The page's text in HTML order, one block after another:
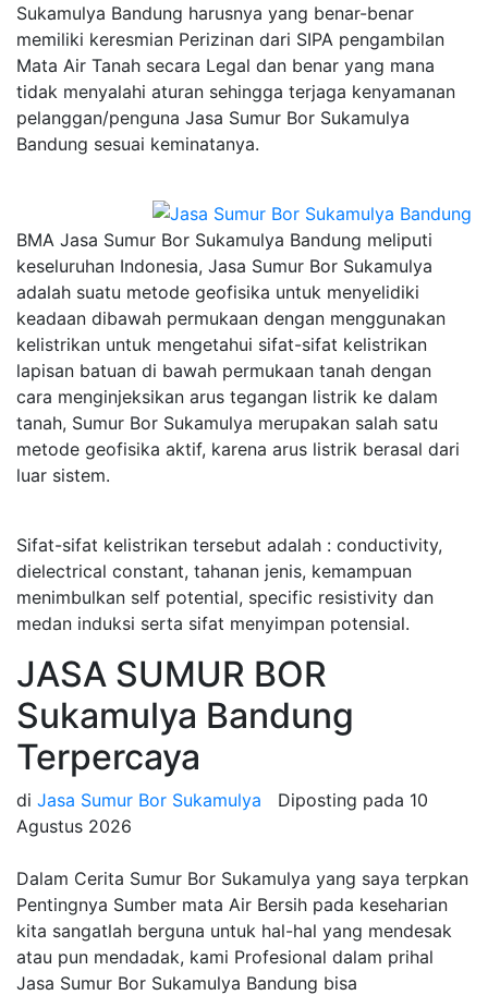
Sukamulya Bandung harusnya yang benar-benar
memiliki keresmian Perizinan dari SIPA pengambilan
Mata Air Tanah secara Legal dan benar yang mana
tidak menyalahi aturan sehingga terjaga kenyamanan
pelanggan/penguna Jasa Sumur Bor Sukamulya
Bandung sesuai keminatanya.
BMA Jasa Sumur Bor Sukamulya Bandung meliputi
keseluruhan Indonesia, Jasa Sumur Bor Sukamulya
adalah suatu metode geofisika untuk menyelidiki
keadaan dibawah permukaan dengan menggunakan
kelistrikan untuk mengetahui sifat-sifat kelistrikan
lapisan batuan di bawah permukaan tanah dengan
cara menginjeksikan arus tegangan listrik ke dalam
tanah, Sumur Bor Sukamulya merupakan salah satu
metode geofisika aktif, karena arus listrik berasal dari
luar sistem.
Sifat-sifat kelistrikan tersebut adalah : conductivity,
dielectrical constant, tahanan jenis, kemampuan
menimbulkan self potential, specific resistivity dan
medan induksi serta sifat menyimpan potensial.
JASA SUMUR BOR
Sukamulya Bandung
Terpercaya
di Jasa Sumur Bor Sukamulya Diposting pada 10
Agustus 2026
Dalam Cerita Sumur Bor Sukamulya yang saya terpkan
Pentingnya Sumber mata Air Bersih pada keseharian
kita sangatlah berguna untuk hal-hal yang mendesak
atau pun mendadak, kami Profesional dalam prihal
Jasa Sumur Bor Sukamulya Bandung bisa